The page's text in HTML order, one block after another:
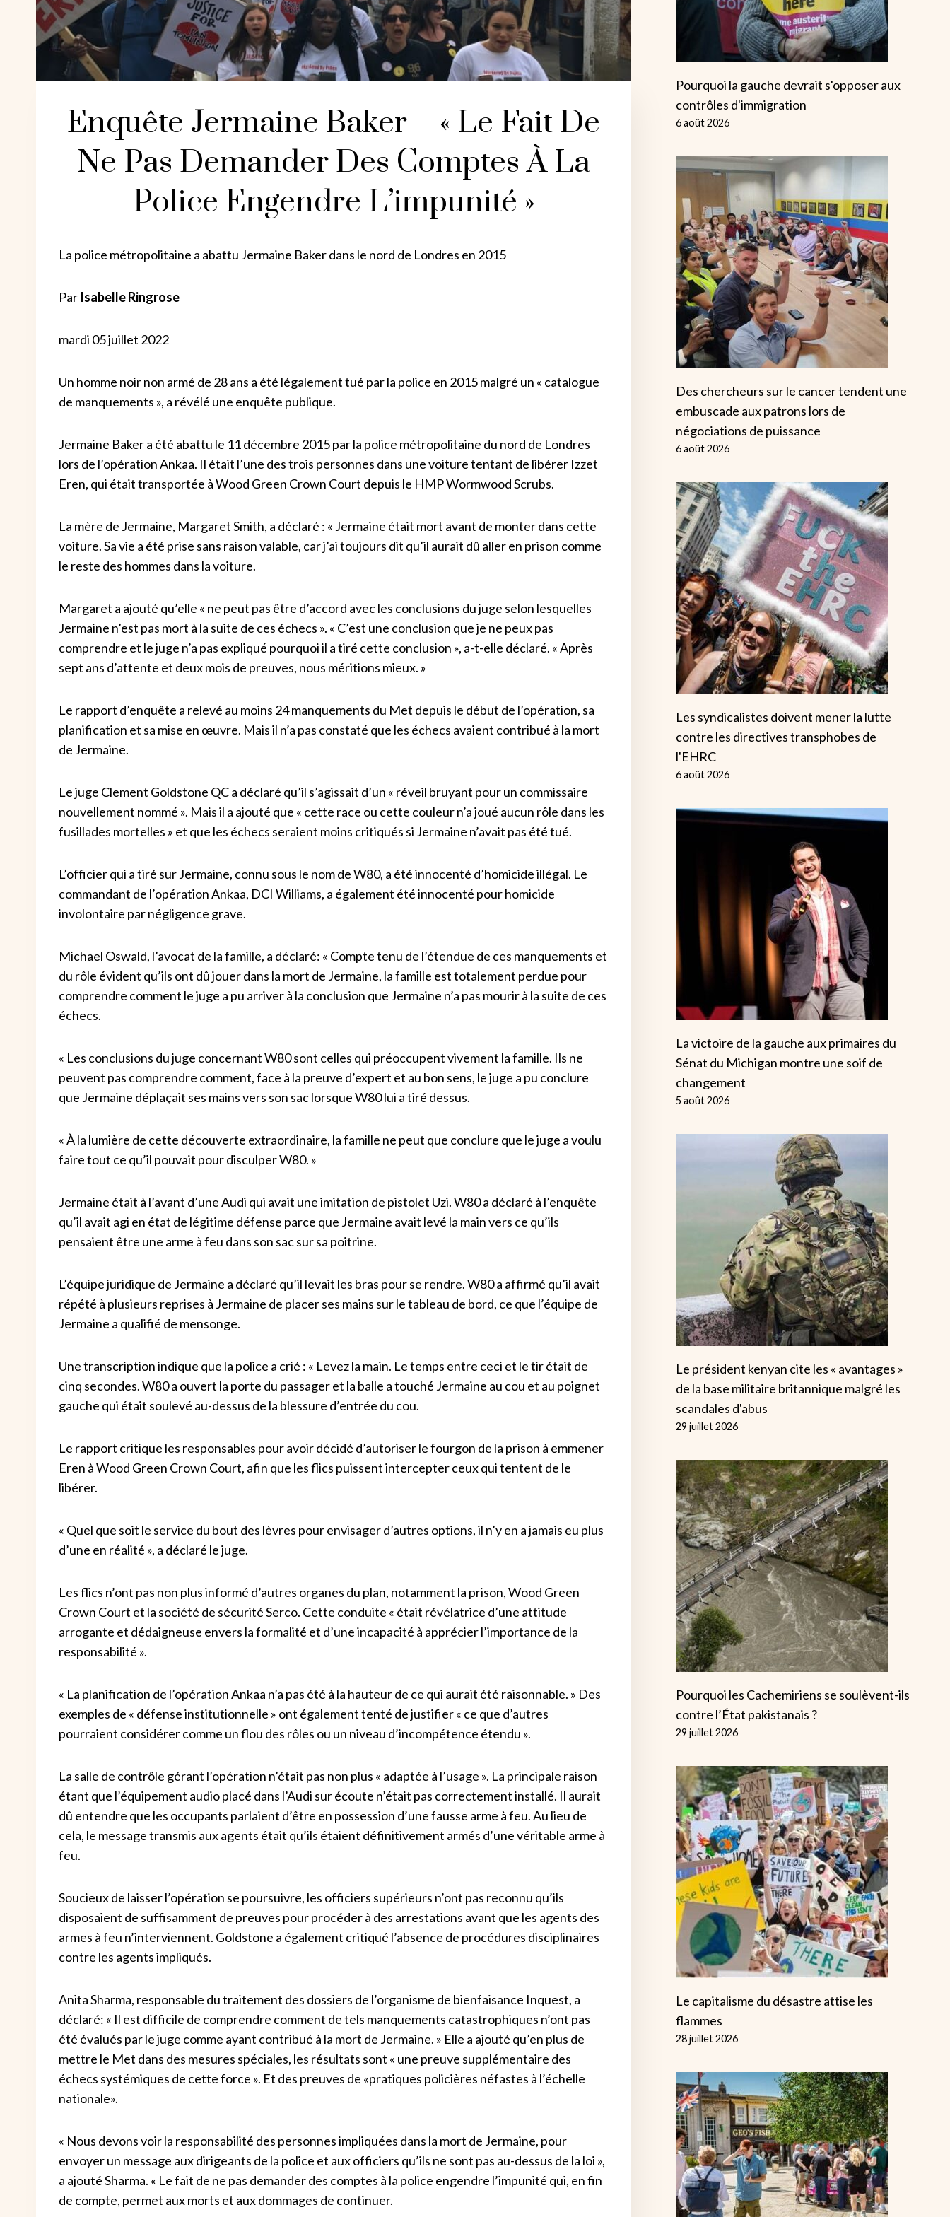
Enquête Jermaine Baker – « Le Fait De
Ne Pas Demander Des Comptes À La
Police Engendre L’impunité »
La police métropolitaine a abattu Jermaine Baker dans le nord de Londres en 2015
Par Isabelle Ringrose
mardi 05 juillet 2022
Un homme noir non armé de 28 ans a été légalement tué par la police en 2015 malgré un « catalogue
de manquements », a révélé une enquête publique.
Jermaine Baker a été abattu le 11 décembre 2015 par la police métropolitaine du nord de Londres
lors de l’opération Ankaa. Il était l’une des trois personnes dans une voiture tentant de libérer Izzet
Eren, qui était transportée à Wood Green Crown Court depuis le HMP Wormwood Scrubs.
La mère de Jermaine, Margaret Smith, a déclaré : « Jermaine était mort avant de monter dans cette
voiture. Sa vie a été prise sans raison valable, car j’ai toujours dit qu’il aurait dû aller en prison comme
le reste des hommes dans la voiture.
Margaret a ajouté qu’elle « ne peut pas être d’accord avec les conclusions du juge selon lesquelles
Jermaine n’est pas mort à la suite de ces échecs ». « C’est une conclusion que je ne peux pas
comprendre et le juge n’a pas expliqué pourquoi il a tiré cette conclusion », a-t-elle déclaré. « Après
sept ans d’attente et deux mois de preuves, nous méritions mieux. »
Le rapport d’enquête a relevé au moins 24 manquements du Met depuis le début de l’opération, sa
planification et sa mise en œuvre. Mais il n’a pas constaté que les échecs avaient contribué à la mort
de Jermaine.
Le juge Clement Goldstone QC a déclaré qu’il s’agissait d’un « réveil bruyant pour un commissaire
nouvellement nommé ». Mais il a ajouté que « cette race ou cette couleur n’a joué aucun rôle dans les
fusillades mortelles » et que les échecs seraient moins critiqués si Jermaine n’avait pas été tué.
L’officier qui a tiré sur Jermaine, connu sous le nom de W80, a été innocenté d’homicide illégal. Le
commandant de l’opération Ankaa, DCI Williams, a également été innocenté pour homicide
involontaire par négligence grave.
Michael Oswald, l’avocat de la famille, a déclaré: « Compte tenu de l’étendue de ces manquements et
du rôle évident qu’ils ont dû jouer dans la mort de Jermaine, la famille est totalement perdue pour
comprendre comment le juge a pu arriver à la conclusion que Jermaine n’a pas mourir à la suite de ces
échecs.
« Les conclusions du juge concernant W80 sont celles qui préoccupent vivement la famille. Ils ne
peuvent pas comprendre comment, face à la preuve d’expert et au bon sens, le juge a pu conclure
que Jermaine déplaçait ses mains vers son sac lorsque W80 lui a tiré dessus.
« À la lumière de cette découverte extraordinaire, la famille ne peut que conclure que le juge a voulu
faire tout ce qu’il pouvait pour disculper W80. »
Jermaine était à l’avant d’une Audi qui avait une imitation de pistolet Uzi. W80 a déclaré à l’enquête
qu’il avait agi en état de légitime défense parce que Jermaine avait levé la main vers ce qu’ils
pensaient être une arme à feu dans son sac sur sa poitrine.
L’équipe juridique de Jermaine a déclaré qu’il levait les bras pour se rendre. W80 a affirmé qu’il avait
répété à plusieurs reprises à Jermaine de placer ses mains sur le tableau de bord, ce que l’équipe de
Jermaine a qualifié de mensonge.
Une transcription indique que la police a crié : « Levez la main. Le temps entre ceci et le tir était de
cinq secondes. W80 a ouvert la porte du passager et la balle a touché Jermaine au cou et au poignet
gauche qui était soulevé au-dessus de la blessure d’entrée du cou.
Le rapport critique les responsables pour avoir décidé d’autoriser le fourgon de la prison à emmener
Eren à Wood Green Crown Court, afin que les flics puissent intercepter ceux qui tentent de le
libérer.
« Quel que soit le service du bout des lèvres pour envisager d’autres options, il n’y en a jamais eu plus
d’une en réalité », a déclaré le juge.
Les flics n’ont pas non plus informé d’autres organes du plan, notamment la prison, Wood Green
Crown Court et la société de sécurité Serco. Cette conduite « était révélatrice d’une attitude
arrogante et dédaigneuse envers la formalité et d’une incapacité à apprécier l’importance de la
responsabilité ».
« La planification de l’opération Ankaa n’a pas été à la hauteur de ce qui aurait été raisonnable. » Des
exemples de « défense institutionnelle » ont également tenté de justifier « ce que d’autres
pourraient considérer comme un flou des rôles ou un niveau d’incompétence étendu ».
La salle de contrôle gérant l’opération n’était pas non plus « adaptée à l’usage ». La principale raison
étant que l’équipement audio placé dans l’Audi sur écoute n’était pas correctement installé. Il aurait
dû entendre que les occupants parlaient d’être en possession d’une fausse arme à feu. Au lieu de
cela, le message transmis aux agents était qu’ils étaient définitivement armés d’une véritable arme à
feu.
Soucieux de laisser l’opération se poursuivre, les officiers supérieurs n’ont pas reconnu qu’ils
disposaient de suffisamment de preuves pour procéder à des arrestations avant que les agents des
armes à feu n’interviennent. Goldstone a également critiqué l’absence de procédures disciplinaires
contre les agents impliqués.
Anita Sharma, responsable du traitement des dossiers de l’organisme de bienfaisance Inquest, a
déclaré: « Il est difficile de comprendre comment de tels manquements catastrophiques n’ont pas
été évalués par le juge comme ayant contribué à la mort de Jermaine. » Elle a ajouté qu’en plus de
mettre le Met dans des mesures spéciales, les résultats sont « une preuve supplémentaire des
échecs systémiques de cette force ». Et des preuves de «pratiques policières néfastes à l’échelle
nationale».
« Nous devons voir la responsabilité des personnes impliquées dans la mort de Jermaine, pour
envoyer un message aux dirigeants de la police et aux officiers qu’ils ne sont pas au-dessus de la loi »,
a ajouté Sharma. « Le fait de ne pas demander des comptes à la police engendre l’impunité qui, en fin
de compte, permet aux morts et aux dommages de continuer.
Pourquoi la gauche devrait s'opposer aux
contrôles d'immigration
6 août 2026
Des chercheurs sur le cancer tendent une
embuscade aux patrons lors de
négociations de puissance
6 août 2026
Les syndicalistes doivent mener la lutte
contre les directives transphobes de
l'EHRC
6 août 2026
La victoire de la gauche aux primaires du
Sénat du Michigan montre une soif de
changement
5 août 2026
Le président kenyan cite les « avantages »
de la base militaire britannique malgré les
scandales d'abus
29 juillet 2026
Pourquoi les Cachemiriens se soulèvent-ils
contre l’État pakistanais ?
29 juillet 2026
Le capitalisme du désastre attise les
flammes
28 juillet 2026